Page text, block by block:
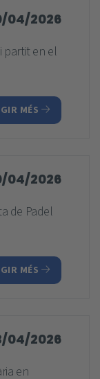
04/2026
partit en el
MÉS
04/2026
de Padel
MÉS
04/2026
en